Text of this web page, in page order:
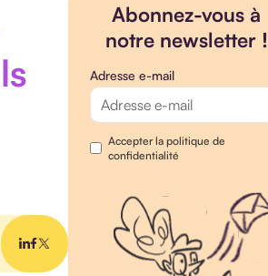
Abonnez-vous à
notre newsletter !
Adresse e-mail
Accepter la politique de
confidentialité